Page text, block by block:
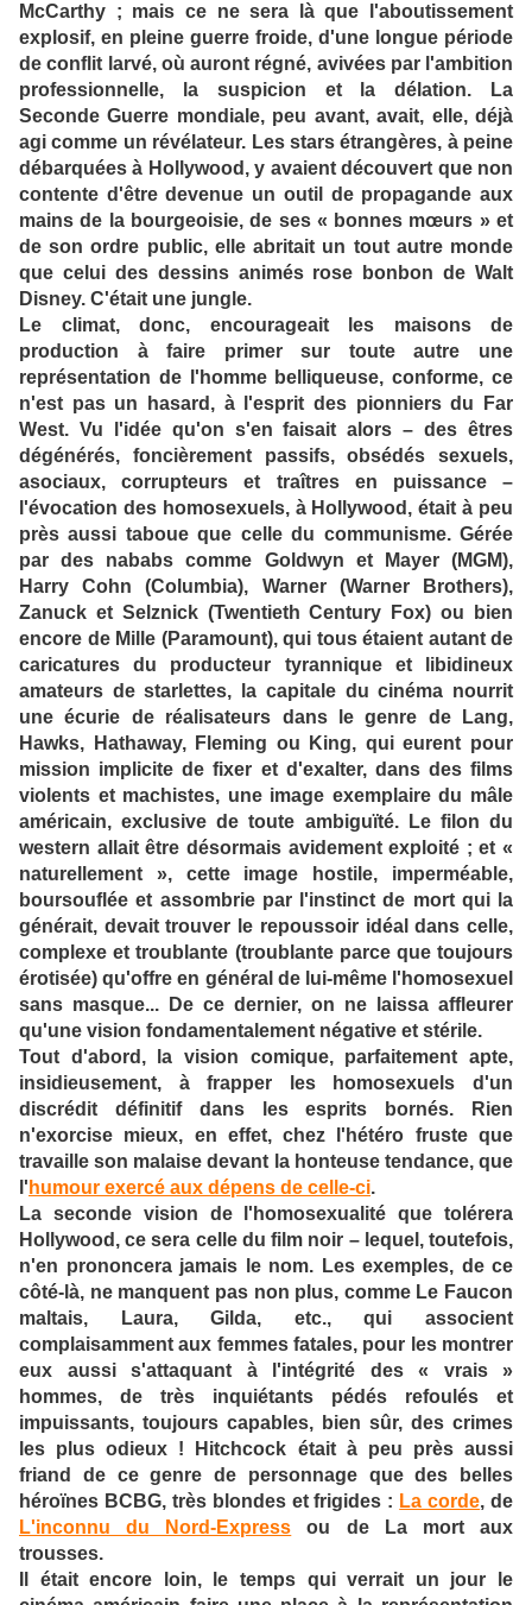
McCarthy ; mais ce ne sera là que l'aboutissement
explosif, en pleine guerre froide, d'une longue période
de conflit larvé, où auront régné, avivées par l'ambition
professionnelle, la suspicion et la délation. La
Seconde Guerre mondiale, peu avant, avait, elle, déjà
agi comme un révélateur. Les stars étrangères, à peine
débarquées à Hollywood, y avaient découvert que non
contente d'être devenue un outil de propagande aux
mains de la bourgeoisie, de ses « bonnes mœurs » et
de son ordre public, elle abritait un tout autre monde
que celui des dessins animés rose bonbon de Walt
Disney. C'était une jungle.
Le climat, donc, encourageait les maisons de
production à faire primer sur toute autre une
représentation de l'homme belliqueuse, conforme, ce
n'est pas un hasard, à l'esprit des pionniers du Far
West. Vu l'idée qu'on s'en faisait alors – des êtres
dégénérés, foncièrement passifs, obsédés sexuels,
asociaux, corrupteurs et traîtres en puissance –
l'évocation des homosexuels, à Hollywood, était à peu
près aussi taboue que celle du communisme. Gérée
par des nababs comme Goldwyn et Mayer (MGM),
Harry Cohn (Columbia), Warner (Warner Brothers),
Zanuck et Selznick (Twentieth Century Fox) ou bien
encore de Mille (Paramount), qui tous étaient autant de
caricatures du producteur tyrannique et libidineux
amateurs de starlettes, la capitale du cinéma nourrit
une écurie de réalisateurs dans le genre de Lang,
Hawks, Hathaway, Fleming ou King, qui eurent pour
mission implicite de fixer et d'exalter, dans des films
violents et machistes, une image exemplaire du mâle
américain, exclusive de toute ambiguïté. Le filon du
western allait être désormais avidement exploité ; et «
naturellement », cette image hostile, imperméable,
boursouflée et assombrie par l'instinct de mort qui la
générait, devait trouver le repoussoir idéal dans celle,
complexe et troublante (troublante parce que toujours
érotisée) qu'offre en général de lui-même l'homosexuel
sans masque... De ce dernier, on ne laissa affleurer
qu'une vision fondamentalement négative et stérile.
Tout d'abord, la vision comique, parfaitement apte,
insidieusement, à frapper les homosexuels d'un
discrédit définitif dans les esprits bornés. Rien
n'exorcise mieux, en effet, chez l'hétéro fruste que
travaille son malaise devant la honteuse tendance, que
l' humour exercé aux dépens de celle-ci.
La seconde vision de l'homosexualité que tolérera
Hollywood, ce sera celle du film noir – lequel, toutefois,
n'en prononcera jamais le nom. Les exemples, de ce
côté-là, ne manquent pas non plus, comme Le Faucon
maltais, Laura, Gilda, etc., qui associent
complaisamment aux femmes fatales, pour les montrer
eux aussi s'attaquant à l'intégrité des « vrais »
hommes, de très inquiétants pédés refoulés et
impuissants, toujours capables, bien sûr, des crimes
les plus odieux ! Hitchcock était à peu près aussi
friand de ce genre de personnage que des belles
héroïnes BCBG, très blondes et frigides : La corde, de
L'inconnu du Nord-Express ou de La mort aux
trousses.
Il était encore loin, le temps qui verrait un jour le